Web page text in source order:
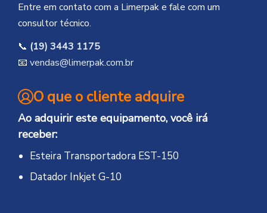
Entre em contato com a Limerpak e fale com um
consultor técnico.
📞 (19) 3443 1175
📧 vendas@limerpak.com.br
O que o cliente adquire
Ao adquirir este equipamento, você irá
receber:
Esteira Transportadora EST-150
Datador Inkjet G-10